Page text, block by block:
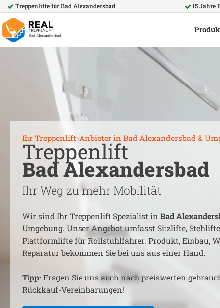
Treppenlifte fürBad Alexandersbad 15 Jahre
Ihr Treppenlift-Anbieter in Bad Alexandersbad &
Treppenlift
Bad Alexandersbad
Ihr Weg zu mehr Mobilität
Wir sind Ihr Treppenlift Spezialist in Bad
Umgebung. Unser Angebot umfasst Sitzlifte,
Plattformlifte für Rollstuhlfahrer. Produkt, Einbau,
Reparatur bekommen Sie bei uns aus einer Hand.
Tipp: Fragen Sie uns auch nach preiswerten
Rückkauf-Vereinbarungen!